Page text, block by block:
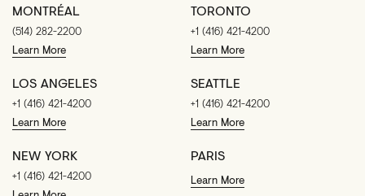
MONTRÉAL
(514) 282-2200
Learn More
TORONTO
+1 (416) 421-4200
Learn More
LOS ANGELES
+1 (416) 421-4200
Learn More
SEATTLE
+1 (416) 421-4200
Learn More
NEW YORK
+1 (416) 421-4200
PARIS
Learn More